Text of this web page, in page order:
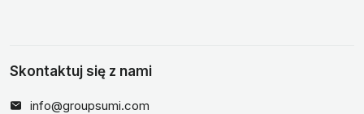
Skontaktuj się z nami
info@groupsumi.com